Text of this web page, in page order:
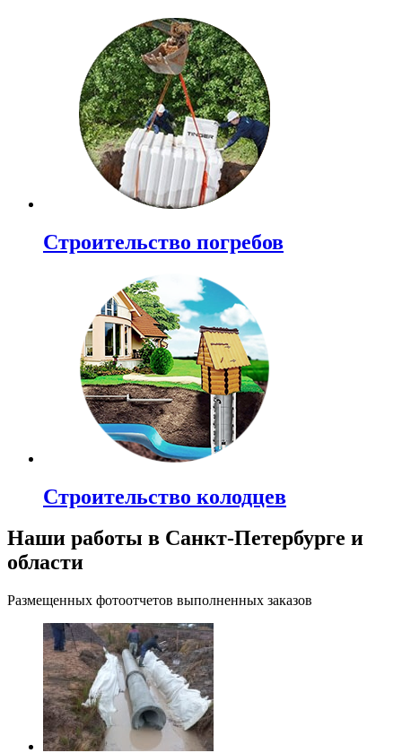
Строительство погребов
Строительство колодцев
Наши работы в Санкт-Петербурге и
области
Размещенных фотоотчетов выполненных заказов